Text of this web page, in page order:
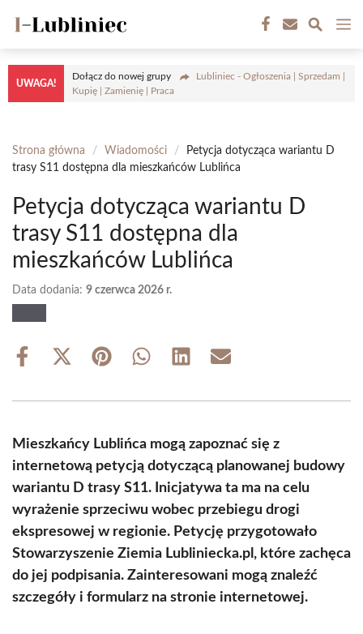
treści
UWAGA!
Dołącz do nowej grupy
Lubliniec - Ogłoszenia | Sprzedam |
Kupię | Zamienię | Praca
Strona główna / Wiadomości /
Petycja dotycząca wariantu D
trasy S11 dostępna dla mieszkańców Lublińca
Petycja dotycząca wariantu D
trasy S11 dostępna dla
mieszkańców Lublińca
Data dodania: 9 czerwca 2026 r.
Share
Share
(Twitter)
Share Share Share Share
Mieszkańcy Lublińca mogą zapoznać się z
internetową petycją dotyczącą planowanej budowy
wariantu D trasy S11. Inicjatywa ta ma na celu
wyrażenie sprzeciwu wobec przebiegu drogi
ekspresowej w regionie. Petycję przygotowało
Stowarzyszenie Ziemia Lubliniecka.pl, które zachęca
do jej podpisania. Zainteresowani mogą znaleźć
szczegóły i formularz na stronie internetowej.